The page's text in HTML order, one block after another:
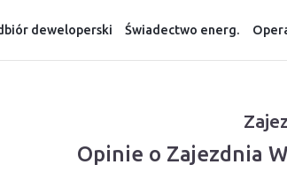
deweloperski Świadectwo energ.
Opinie o Zajezdnia